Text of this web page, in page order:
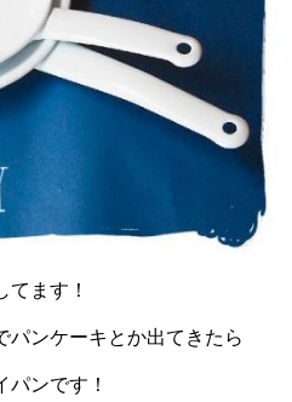
てます！
パンケーキとか出てきたら
ンです！